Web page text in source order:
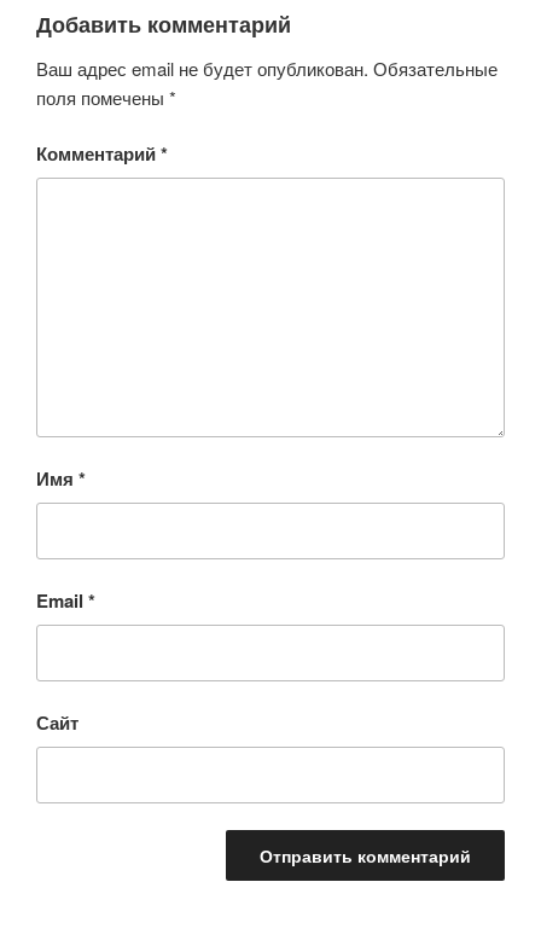
o
k
p ss
ni
Добавить комментарий
Ваш адрес email не будет опубликован. Обязательные
поля помечены *
Комментарий*
Имя *
Email *
Сайт